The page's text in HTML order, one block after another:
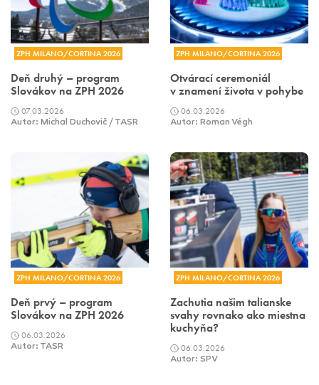
ZPH MILANO/CORTINA 2026
Deň druhý – program
Slovákov na ZPH 2026
07.03.2026
Autor: Michal Duchovič / TASR
ZPH MILANO/CORTINA 2026
Otvárací ceremoniál
v znamení života v pohybe
06.03.2026
Autor: Roman Végh
ZPH MILANO/CORTINA 2026
Deň prvý – program
Slovákov na ZPH 2026
06.03.2026
Autor: TASR
ZPH MILANO/CORTINA 2026
Zachutia našim talianske
svahy rovnako ako miestna
kuchyňa?
06.03.2026
Autor: SPV